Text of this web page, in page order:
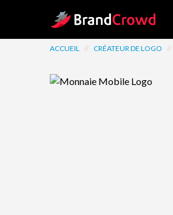
Site Logo
ACCUEIL // CRÉATEUR DE LOGO //